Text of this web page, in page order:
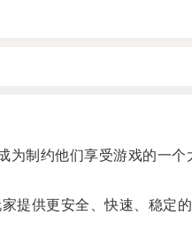
制约他们享受游戏的一个
供更安全、快速、稳定的